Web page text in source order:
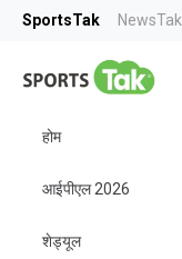
SportsTak NewsTak
होम
आईपीएल 2026
शेड्यूल